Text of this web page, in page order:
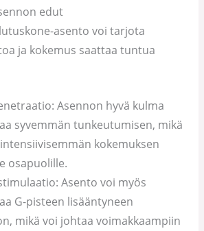
edut
asento voi tarjota
ja kokemus saattaa tuntua
Asennon hyvä kulma
syvemmän tunkeutumisen, mikä
kokemuksen
osapuolille.
Asento voi myös
G-pisteen lisääntyneen
mikä voi johtaa voimakkaampiin